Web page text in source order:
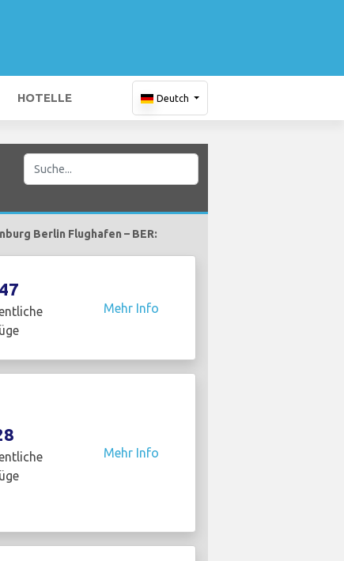
HOTELLE Deutch
Berlin Flughafen – BER:
Mehr Info
Mehr Info